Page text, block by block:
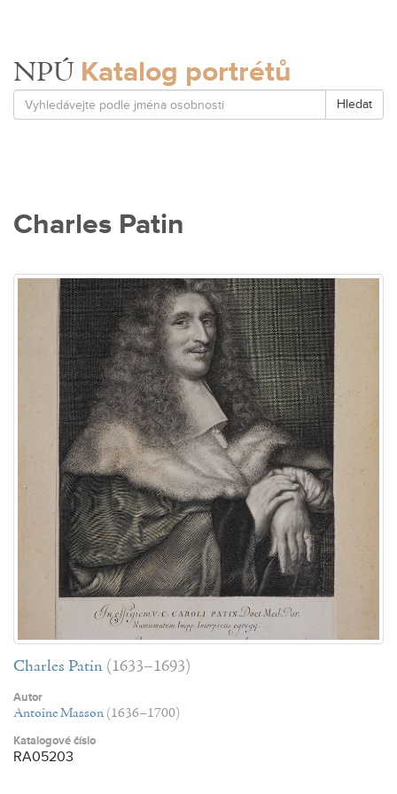
NPÚ Katalog portrétů
Hledat
Charles Patin
Charles Patin (1633–1693)
Autor
Antoine Masson (1636–1700)
Katalogové číslo
RA05203